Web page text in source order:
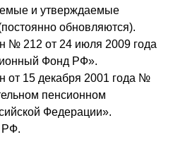
и утверждаемые
обновляются).
№ 212 от 24 июля 2009 года
Фонд РФ».
от 15 декабря 2001 года №
пенсионном
Федерации».
РФ.